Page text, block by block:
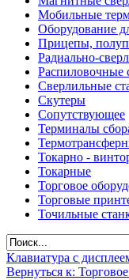
Мобильные
Оборудование
Прицепы,
Радиально-
Распиловочные
Сверлильные
Скутеры
Сопутствующее
Терминалы
Токарно -
Токарные
Торговое
Торговые
Точильные
Клавиатура с
Вернуться к: